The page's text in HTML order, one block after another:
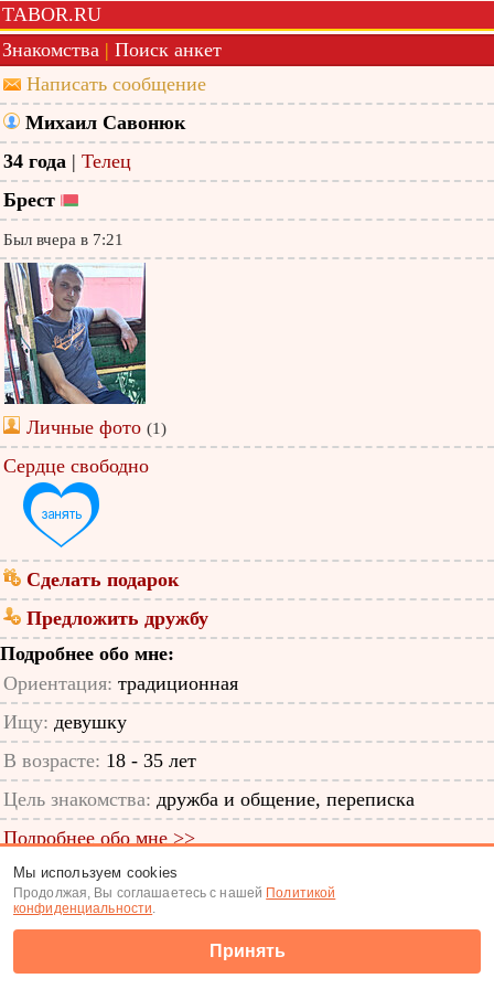
TABOR.RU
Знакомства | Поиск анкет
Написать сообщение
Михаил Савонюк
34 года | Телец
Брест
Был вчера в 7:21
Личные фото (1)
Сердце свободно
Сделать подарок
Предложить дружбу
Подробнее обо мне:
Ориентация: традиционная
Ищу: девушку
В возрасте: 18 - 35 лет
Цель знакомства: дружба и общение, переписка
Подробнее обо мне >>
ID анкеты: 12728205
Знакомства|Поиск анкет
Мы используем cookies
Продолжая, Вы соглашаетесь с нашей Политикой
конфиденциальности.
Принять